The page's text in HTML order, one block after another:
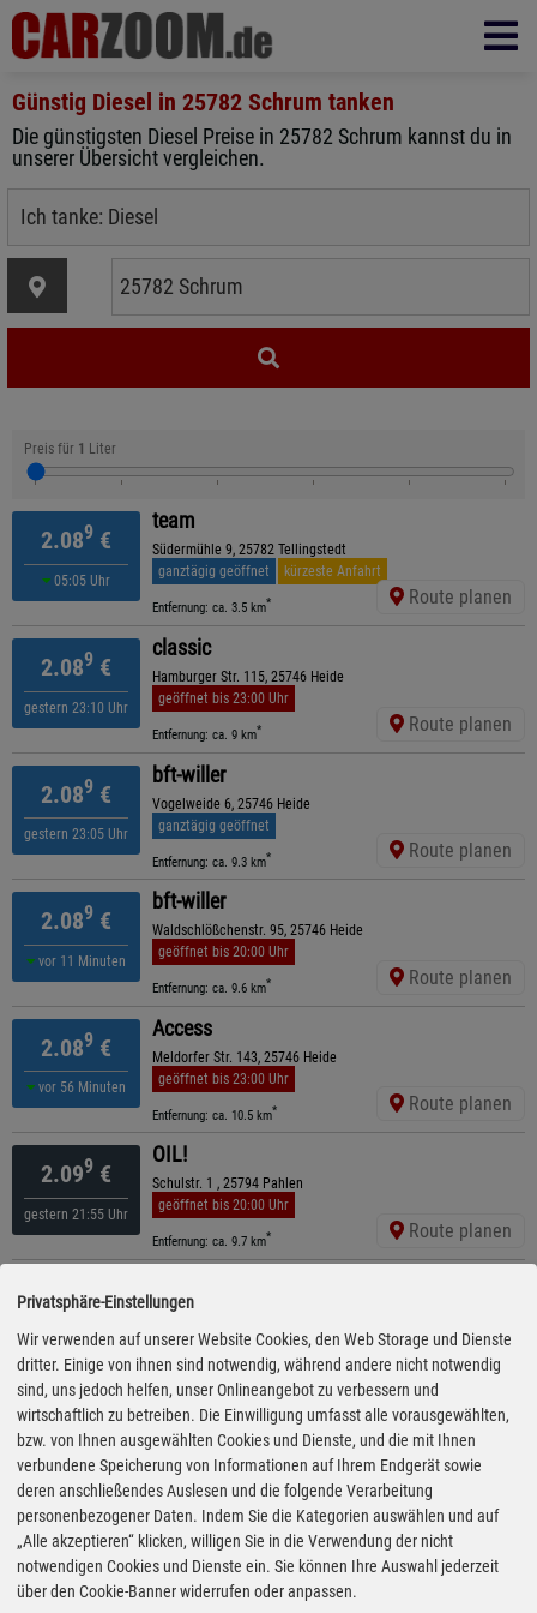
Günstig Diesel in 25782 Schrum tanken
Die günstigsten Diesel Preise in 25782 Schrum kannst du in
unserer Übersicht vergleichen.
Preis für 1 Liter
2.089 €
05:05 Uhr
team
Südermühle 9, 25782 Tellingstedt
ganztägig geöffnet
kürzeste Anfahrt
Entfernung: ca. 3.5 km* Route planen
2.089 €
gestern 23:10 Uhr
classic
Hamburger Str. 115, 25746 Heide
geöffnet bis 23:00 Uhr
Entfernung: ca. 9 km* Route planen
2.089 €
gestern 23:05 Uhr
bft-willer
Vogelweide 6, 25746 Heide
ganztägig geöffnet
Entfernung: ca. 9.3 km* Route planen
2.089 €
vor 11 Minuten
bft-willer
Waldschlößchenstr. 95, 25746 Heide
geöffnet bis 20:00 Uhr
Entfernung: ca. 9.6 km* Route planen
2.089 €
vor 56 Minuten
Access
Meldorfer Str. 143, 25746 Heide
geöffnet bis 23:00 Uhr
Entfernung: ca. 10.5 km* Route planen
2.099 €
gestern 21:55 Uhr
OIL!
Schulstr. 1 , 25794 Pahlen
geöffnet bis 20:00 Uhr
Entfernung: ca. 9.7 km* Route planen
2.099€
gestern 21:55 Uhr
Husumer Str. 5 , 25746 Heide
geöffnet bis 22:00 Uhr
Entfernung: ca. 10.6 km* Route planen
2.109€
gestern 21:35 Uhr
Shell
Hamburger Str. 85, 25746 Heide
geöffnet bis 22:00 Uhr
Entfernung: ca. 9.3 km * Route planen
2.109€
gestern 21:35 Uhr
Shell
Meldorfer Str. 219, 25746 Heide
ganztägig geöffnet
Privatsphäre-Einstellungen
Wir verwenden auf unserer Website Cookies, den Web Storage und Dienste
dritter. Einige von ihnen sind notwendig, während andere nicht notwendig
sind, uns jedoch helfen, unser Onlineangebot zu verbessern und
wirtschaftlich zu betreiben. Die Einwilligung umfasst alle vorausgewählten,
bzw. von Ihnen ausgewählten Cookies und Dienste, und die mit Ihnen
verbundene Speicherung von Informationen auf Ihrem Endgerät sowie
deren anschließendes Auslesen und die folgende Verarbeitung
personenbezogener Daten. Indem Sie die Kategorien auswählen und auf
„Alle akzeptieren“ klicken, willigen Sie in die Verwendung der nicht
notwendigen Cookies und Dienste ein. Sie können Ihre Auswahl jederzeit
über den Cookie-Banner widerrufen oder anpassen.